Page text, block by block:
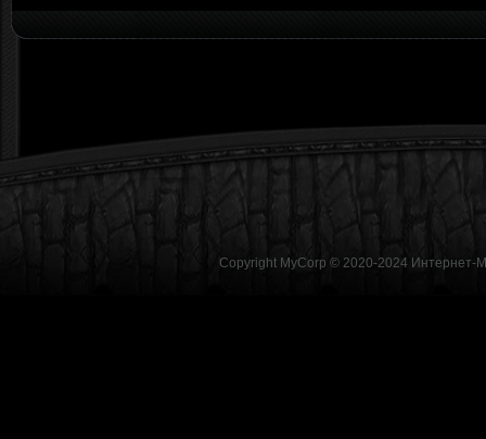
Copyright MyCorp © 2020-2024 Интернет-